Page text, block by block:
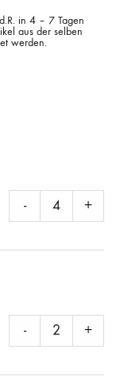
in 4 – 7 Tagen
aus der selben
werden.
- +
- +